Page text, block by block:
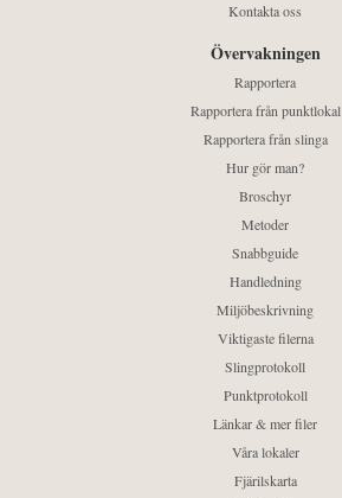
Kontakta oss
Övervakningen
Rapportera
Rapportera från punktlokal
Rapportera från slinga
Hur gör man?
Broschyr
Metoder
Snabbguide
Handledning
Miljöbeskrivning
Viktigaste filerna
Slingprotokoll
Punktprotokoll
Länkar & mer filer
Våra lokaler
Fjärilskarta